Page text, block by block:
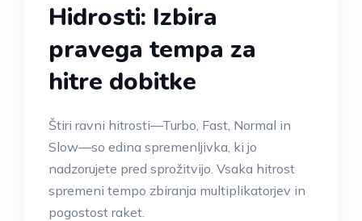
Hidrosti: Izbira
pravega tempa za
hitre dobitke
Štiri ravni hitrosti—Turbo, Fast, Normal in
Slow—so edina spremenljivka, ki jo
nadzorujete pred sprožitvijo. Vsaka hitrost
spremeni tempo zbiranja multiplikatorjev in
pogostost raket.